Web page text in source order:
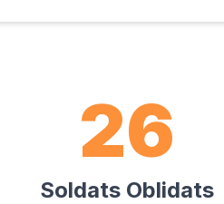
26
Soldats Oblidats